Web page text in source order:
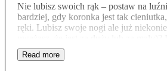
Nie lubisz swoich rąk – postaw na
bardziej, gdy koronka jest tak
ręki. Lubisz swoje nogi ale już
rozporkiem, którego nikt nie przeoczy
łódeczkę, ale z wyciętą podszewką, by